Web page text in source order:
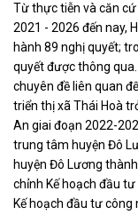
Từ thực tiễn và căn
2021 - 2026 đến nay,
hành 89 nghị quyết;
quyết được thông
chuyên đề liên quan
triển thị xã Thái Hoà
An giai đoạn 2022-
trung tâm huyện Đô
huyện Đô Lương
chỉnh Kế hoạch đầu
Kế hoạch đầu tư